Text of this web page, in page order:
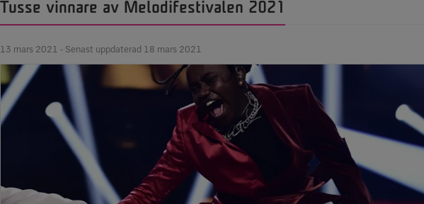
Tusse vinnare av Melodifestivalen 2021
13 mars 2021 - Senast uppdaterad 18 mars 2021